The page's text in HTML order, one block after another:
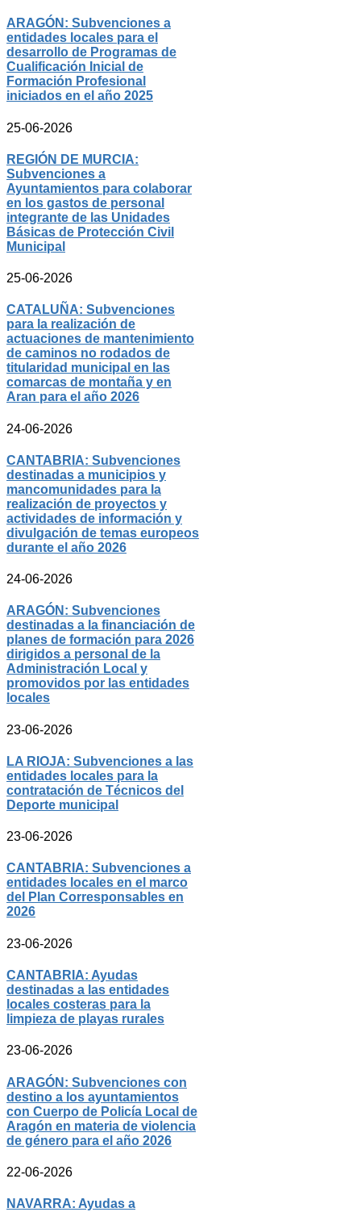
ARAGÓN: Subvenciones a
entidades locales para el
desarrollo de Programas de
Cualificación Inicial de
Formación Profesional
iniciados en el año 2025
25-06-2026
REGIÓN DE MURCIA:
Subvenciones a
Ayuntamientos para colaborar
en los gastos de personal
integrante de las Unidades
Básicas de Protección Civil
Municipal
25-06-2026
CATALUÑA: Subvenciones
para la realización de
actuaciones de mantenimiento
de caminos no rodados de
titularidad municipal en las
comarcas de montaña y en
Aran para el año 2026
24-06-2026
CANTABRIA: Subvenciones
destinadas a municipios y
mancomunidades para la
realización de proyectos y
actividades de información y
divulgación de temas europeos
durante el año 2026
24-06-2026
ARAGÓN: Subvenciones
destinadas a la financiación de
planes de formación para 2026
dirigidos a personal de la
Administración Local y
promovidos por las entidades
locales
23-06-2026
LA RIOJA: Subvenciones a las
entidades locales para la
contratación de Técnicos del
Deporte municipal
23-06-2026
CANTABRIA: Subvenciones a
entidades locales en el marco
del Plan Corresponsables en
2026
23-06-2026
CANTABRIA: Ayudas
destinadas a las entidades
locales costeras para la
limpieza de playas rurales
23-06-2026
ARAGÓN: Subvenciones con
destino a los ayuntamientos
con Cuerpo de Policía Local de
Aragón en materia de violencia
de género para el año 2026
22-06-2026
NAVARRA: Ayudas a